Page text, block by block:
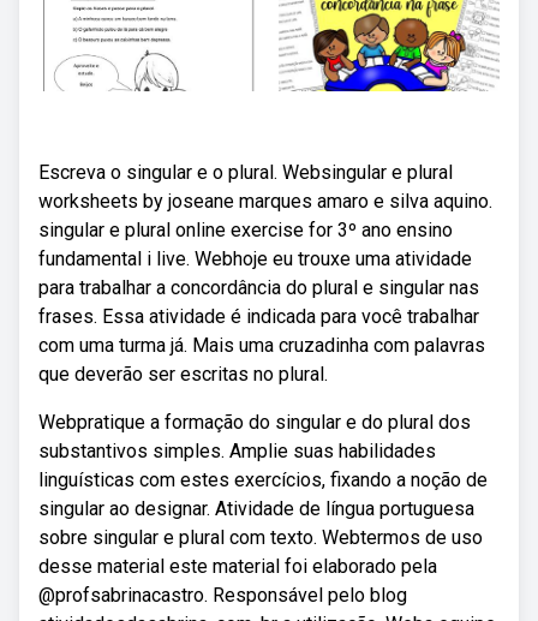
Escreva o singular e o plural. Websingular e plural
worksheets by joseane marques amaro e silva aquino.
singular e plural online exercise for 3º ano ensino
fundamental i live. Webhoje eu trouxe uma atividade
para trabalhar a concordância do plural e singular nas
frases. Essa atividade é indicada para você trabalhar
com uma turma já. Mais uma cruzadinha com palavras
que deverão ser escritas no plural.
Webpratique a formação do singular e do plural dos
substantivos simples. Amplie suas habilidades
linguísticas com estes exercícios, fixando a noção de
singular ao designar. Atividade de língua portuguesa
sobre singular e plural com texto. Webtermos de uso
desse material este material foi elaborado pela
@profsabrinacastro. Responsável pelo blog